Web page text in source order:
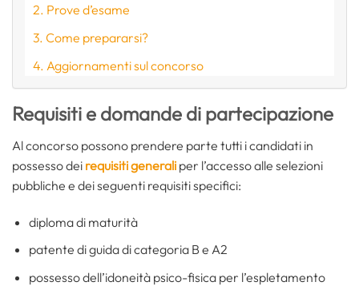
Prove d’esame
Come prepararsi?
Aggiornamenti sul concorso
Requisiti e domande di partecipazione
Al concorso possono prendere parte tutti i candidati in
possesso dei requisiti generali per l’accesso alle selezioni
pubbliche e dei seguenti requisiti specifici:
diploma di maturità
patente di guida di categoria B e A2
possesso dell’idoneità psico-fisica per l’espletamento